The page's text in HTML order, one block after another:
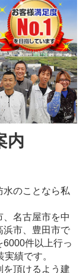
内
水のことなら私
名古屋市を中
浜市、豊田市で
件以上行っ
績です。
を頂けるよう建